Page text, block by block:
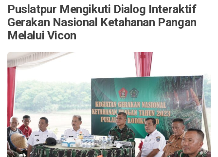
Puslatpur Mengikuti Dialog Interaktif
Gerakan Nasional Ketahanan Pangan
Melalui Vicon